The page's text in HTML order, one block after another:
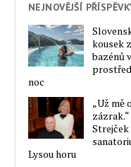
NEJNOVĚJŠÍ
kousek
bazénů
noc
„Už mě
Lysou horu